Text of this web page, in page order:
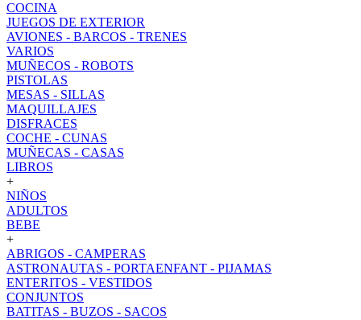
COCINA
JUEGOS DE EXTERIOR
AVIONES - BARCOS - TRENES
VARIOS
MUÑECOS - ROBOTS
PISTOLAS
MESAS - SILLAS
MAQUILLAJES
DISFRACES
COCHE - CUNAS
MUÑECAS - CASAS
LIBROS
+
NIÑOS
ADULTOS
BEBE
+
ABRIGOS - CAMPERAS
ASTRONAUTAS - PORTAENFANT - PIJAMAS
ENTERITOS - VESTIDOS
CONJUNTOS
BATITAS - BUZOS - SACOS